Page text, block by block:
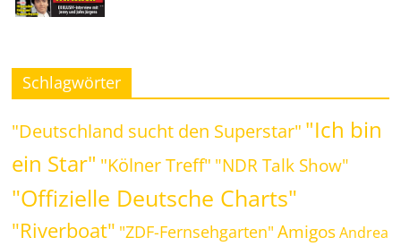
Schlagwörter
"Deutschland sucht den Superstar" "Ich bin
ein Star" "Kölner Treff" "NDR Talk Show"
"Offizielle Deutsche Charts"
"Riverboat" "ZDF-Fernsehgarten" Amigos Andrea